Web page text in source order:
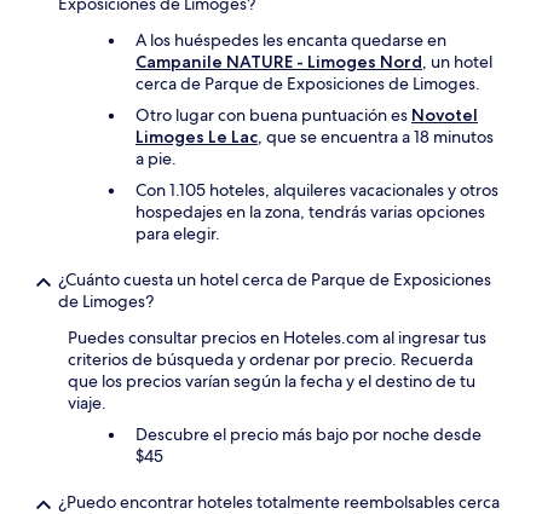
A los huéspedes les encanta quedarse en
Campanile NATURE - Limoges Nord, un hotel
cerca de Parque de Exposiciones de Limoges.
Otro lugar con buena puntuación es Novotel
Limoges Le Lac, que se encuentra a 18 minutos
a pie.
Con 1.105 hoteles, alquileres vacacionales y otros
hospedajes en la zona, tendrás varias opciones
para elegir.
¿Cuánto cuesta un hotel cerca de Parque de Exposiciones
de Limoges?
Puedes consultar precios en Hoteles.com al ingresar tus
criterios de búsqueda y ordenar por precio. Recuerda
que los precios varían según la fecha y el destino de tu
viaje.
Descubre el precio más bajo por noche desde
$45
¿Puedo encontrar hoteles totalmente reembolsables cerca